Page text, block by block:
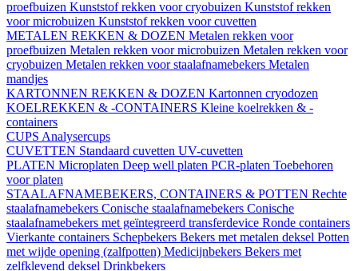
proefbuizen Kunststof rekken voor cryobuizen Kunststof rekken
voor microbuizen Kunststof rekken voor cuvetten
METALEN REKKEN & DOZEN Metalen rekken voor
proefbuizen Metalen rekken voor microbuizen Metalen rekken voor
cryobuizen Metalen rekken voor staalafnamebekers Metalen
mandjes
KARTONNEN REKKEN & DOZEN Kartonnen cryodozen
KOELREKKEN & -CONTAINERS Kleine koelrekken & -
containers
CUPS Analysercups
CUVETTEN Standaard cuvetten UV-cuvetten
PLATEN Microplaten Deep well platen PCR-platen Toebehoren
voor platen
STAALAFNAMEBEKERS, CONTAINERS & POTTEN Rechte
staalafnamebekers Conische staalafnamebekers Conische
staalafnamebekers met geïntegreerd transferdevice Ronde containers
Vierkante containers Schepbekers Bekers met metalen deksel Potten
met wijde opening (zalfpotten) Medicijnbekers Bekers met
zelfklevend deksel Drinkbekers